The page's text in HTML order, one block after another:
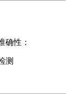
确性：
测